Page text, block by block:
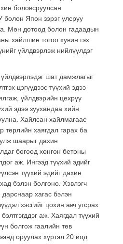
боловсруулсан
болон Япон зэрэг улсруу
Мөн дотоод болон гадаадын
хайлшин тогоо хувин гэх
үйлдвэрлэж нийлүүлдэг
үйлдвэрлэдэг шат дамжлагыг
цэгүүдээс түүхий эдээ
үйлдвэрийн цехрүү
эдээ зуухандаа хийн
Хайлсан хайлмагаас
төрлийн хаягдал гарах ба
шаарыг дахин
бөгөөд хөнгөн бетоны
аж. Ингээд түүхий эдийг
түүхий эдийг дахин
бэлэн болгоно. Хэвлэгч
дарснаар хагас бэлэн
хэсгийг цохин авч угсрах
аж. Хаягдал түүхий
болгож гаалийн төв
оруулах хүртэл 20 иод